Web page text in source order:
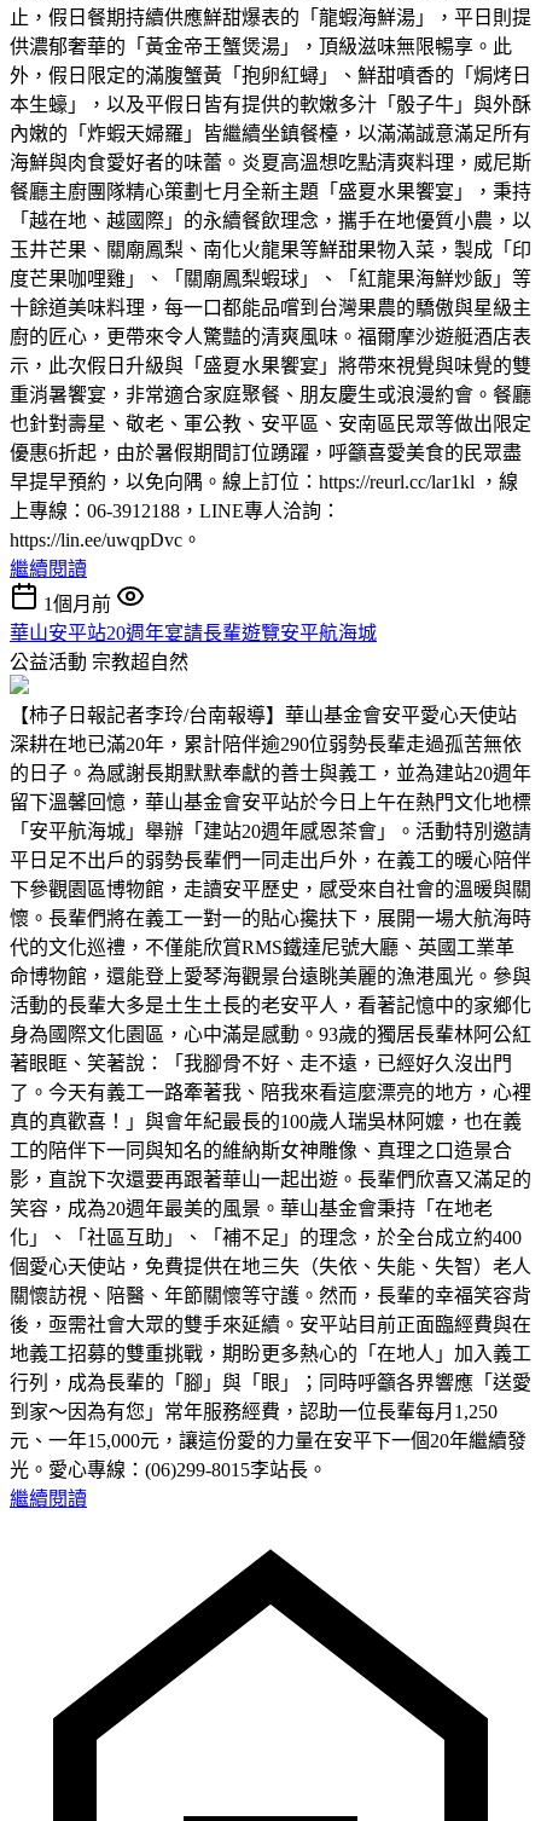
止，假日餐期持續供應鮮甜爆表的「龍蝦海鮮湯」，平日則提
供濃郁奢華的「黃金帝王蟹煲湯」，頂級滋味無限暢享。此
外，假日限定的滿腹蟹黃「抱卵紅蟳」、鮮甜噴香的「焗烤日
本生蠔」，以及平假日皆有提供的軟嫩多汁「骰子牛」與外酥
內嫩的「炸蝦天婦羅」皆繼續坐鎮餐檯，以滿滿誠意滿足所有
海鮮與肉食愛好者的味蕾。炎夏高溫想吃點清爽料理，威尼斯
餐廳主廚團隊精心策劃七月全新主題「盛夏水果饗宴」，秉持
「越在地、越國際」的永續餐飲理念，攜手在地優質小農，以
玉井芒果、關廟鳳梨、南化火龍果等鮮甜果物入菜，製成「印
度芒果咖哩雞」、「關廟鳳梨蝦球」、「紅龍果海鮮炒飯」等
十餘道美味料理，每一口都能品嚐到台灣果農的驕傲與星級主
廚的匠心，更帶來令人驚豔的清爽風味。福爾摩沙遊艇酒店表
示，此次假日升級與「盛夏水果饗宴」將帶來視覺與味覺的雙
重消暑饗宴，非常適合家庭聚餐、朋友慶生或浪漫約會。餐廳
也針對壽星、敬老、軍公教、安平區、安南區民眾等做出限定
優惠6折起，由於暑假期間訂位踴躍，呼籲喜愛美食的民眾盡
早提早預約，以免向隅。線上訂位：https://reurl.cc/lar1kl ，線
上專線：06-3912188，LINE專人洽詢：
https://lin.ee/uwqpDvc。
繼續閱讀
1個月前
華山安平站20週年宴請長輩遊覽安平航海城
公益活動 宗教超自然
【柿子日報記者李玲/台南報導】華山基金會安平愛心天使站
深耕在地已滿20年，累計陪伴逾290位弱勢長輩走過孤苦無依
的日子。為感謝長期默默奉獻的善士與義工，並為建站20週年
留下溫馨回憶，華山基金會安平站於今日上午在熱門文化地標
「安平航海城」舉辦「建站20週年感恩茶會」。活動特別邀請
平日足不出戶的弱勢長輩們一同走出戶外，在義工的暖心陪伴
下參觀園區博物館，走讀安平歷史，感受來自社會的溫暖與關
懷。長輩們將在義工一對一的貼心攙扶下，展開一場大航海時
代的文化巡禮，不僅能欣賞RMS鐵達尼號大廳、英國工業革
命博物館，還能登上愛琴海觀景台遠眺美麗的漁港風光。參與
活動的長輩大多是土生土長的老安平人，看著記憶中的家鄉化
身為國際文化園區，心中滿是感動。93歲的獨居長輩林阿公紅
著眼眶、笑著說：「我腳骨不好、走不遠，已經好久沒出門
了。今天有義工一路牽著我、陪我來看這麼漂亮的地方，心裡
真的真歡喜！」與會年紀最長的100歲人瑞吳林阿嬤，也在義
工的陪伴下一同與知名的維納斯女神雕像、真理之口造景合
影，直說下次還要再跟著華山一起出遊。長輩們欣喜又滿足的
笑容，成為20週年最美的風景。華山基金會秉持「在地老
化」、「社區互助」、「補不足」的理念，於全台成立約400
個愛心天使站，免費提供在地三失（失依、失能、失智）老人
關懷訪視、陪醫、年節關懷等守護。然而，長輩的幸福笑容背
後，亟需社會大眾的雙手來延續。安平站目前正面臨經費與在
地義工招募的雙重挑戰，期盼更多熱心的「在地人」加入義工
行列，成為長輩的「腳」與「眼」；同時呼籲各界響應「送愛
到家～因為有您」常年服務經費，認助一位長輩每月1,250
元、一年15,000元，讓這份愛的力量在安平下一個20年繼續發
光。愛心專線：(06)299-8015李站長。
繼續閱讀